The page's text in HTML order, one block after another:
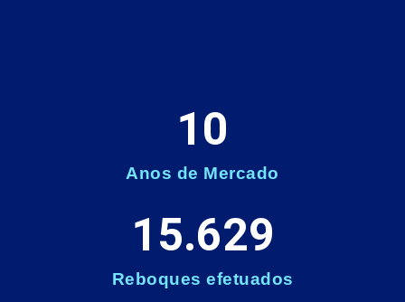
Anos de Mercado
10
Reboques efetuados
15.629